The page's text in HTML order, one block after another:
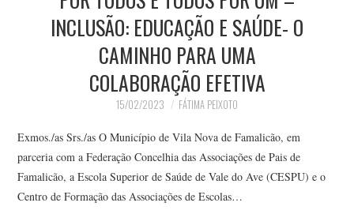
INCLUSÃO: EDUCAÇÃO E SAÚDE- O
CAMINHO PARA UMA
COLABORAÇÃO EFETIVA
15/02/2023 FÁTIMA PEIXOTO
Exmos./as Srs./as O Município de Vila Nova de Famalicão, em
parceria com a Federação Concelhia das Associações de Pais de
Famalicão, a Escola Superior de Saúde de Vale do Ave (CESPU) e o
Centro de Formação das Associações de Escolas…